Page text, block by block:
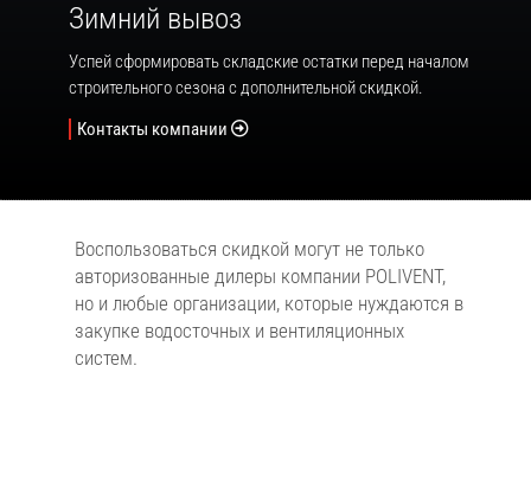
Зимний вывоз
Успей сформировать складские остатки перед началом
строительного сезона с дополнительной скидкой.
Контакты компании
Воспользоваться скидкой могут не только
авторизованные дилеры компании POLIVENT,
но и любые организации, которые нуждаются в
закупке водосточных и вентиляционных
систем.